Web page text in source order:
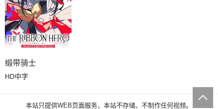
缎带骑士
HD中字
本站只提供WEB页面服务，本站不存储、不制作任何视频。